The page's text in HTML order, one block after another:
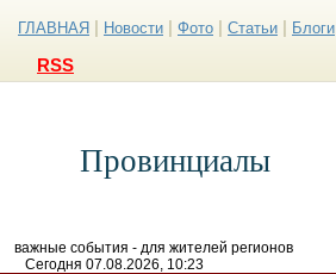
ГЛАВНАЯ Новости Фото Статьи Блоги
RSS
Провинциалы
важные события - для жителей регионов
Сегодня 07.08.2026, 10:23